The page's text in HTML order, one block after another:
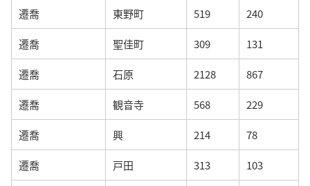
遷喬 東野町 519 240
遷喬 聖佳町 309 131
遷喬 石原 2128 867
遷喬 観音寺 568 229
遷喬 興 214 78
遷喬 戸田 313 103